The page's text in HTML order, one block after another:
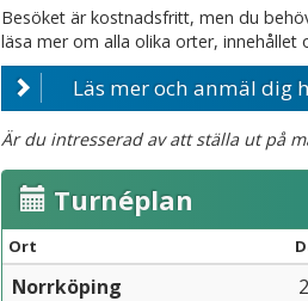
Besöket är kostnadsfritt, men du
läsa mer om alla olika orter, innehållet
Läs mer och anmäl dig
Är du intresserad av att ställa ut på
Turnéplan
Ort
Norrköping